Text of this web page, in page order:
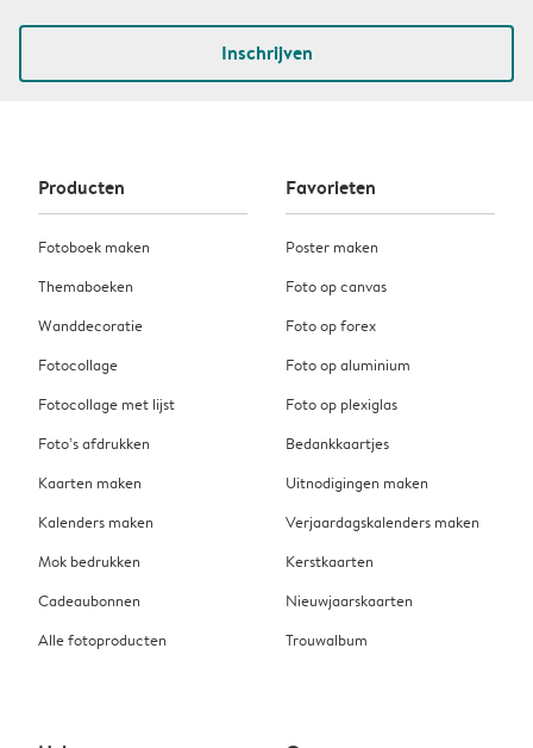
Inschrijven
Producten
Fotoboek maken
Themaboeken
Wanddecoratie
Fotocollage
Fotocollage met lijst
Foto’s afdrukken
Kaarten maken
Kalenders maken
Mok bedrukken
Cadeaubonnen
Alle fotoproducten
Favorieten
Poster maken
Foto op canvas
Foto op forex
Foto op aluminium
Foto op plexiglas
Bedankkaartjes
Uitnodigingen maken
Verjaardagskalenders maken
Kerstkaarten
Nieuwjaarskaarten
Trouwalbum